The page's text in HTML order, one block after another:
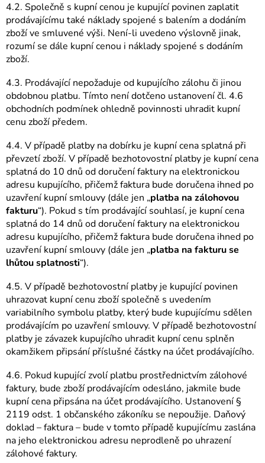
4.2. Společně s kupní cenou je kupující povinen zaplatit
prodávajícímu také náklady spojené s balením a dodáním
zboží ve smluvené výši. Není-li uvedeno výslovně jinak,
rozumí se dále kupní cenou i náklady spojené s dodáním
zboží.
4.3. Prodávající nepožaduje od kupujícího zálohu či jinou
obdobnou platbu. Tímto není dotčeno ustanovení čl. 4.6
obchodních podmínek ohledně povinnosti uhradit kupní
cenu zboží předem.
4.4. V případě platby na dobírku je kupní cena splatná při
převzetí zboží. V případě bezhotovostní platby je kupní cena
splatná do 10 dnů od doručení faktury na elektronickou
adresu kupujícího, přičemž faktura bude doručena ihned po
uzavření kupní smlouvy (dále jen „platba na zálohovou
fakturu“). Pokud s tím prodávající souhlasí, je kupní cena
splatná do 14 dnů od doručení faktury na elektronickou
adresu kupujícího, přičemž faktura bude doručena ihned po
uzavření kupní smlouvy (dále jen „platba na fakturu se
lhůtou splatnosti“).
4.5. V případě bezhotovostní platby je kupující povinen
uhrazovat kupní cenu zboží společně s uvedením
variabilního symbolu platby, který bude kupujícímu sdělen
prodávajícím po uzavření smlouvy. V případě bezhotovostní
platby je závazek kupujícího uhradit kupní cenu splněn
okamžikem připsání příslušné částky na účet prodávajícího.
4.6. Pokud kupující zvolí platbu prostřednictvím zálohové
faktury, bude zboží prodávajícím odesláno, jakmile bude
kupní cena připsána na účet prodávajícího. Ustanovení §
2119 odst. 1 občanského zákoníku se nepoužije. Daňový
doklad – faktura – bude v tomto případě kupujícímu zaslána
na jeho elektronickou adresu neprodleně po uhrazení
zálohové faktury.